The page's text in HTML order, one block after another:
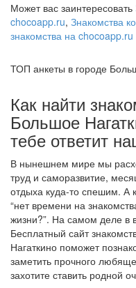
Может вас заинтересовать
chocoapp.ru, Знакомства
знакомства на chocoapp.ru
ТОП анкеты в городе
Как найти
Большое
тебе ответит
В нынешнем мире мы
труд и саморазвитие,
отдыха куда-то спешим. А
“нет времени на
жизни?”. На самом деле в
Бесплатный сайт
Нагаткино поможет
заметить прочного
захотите ставить родной